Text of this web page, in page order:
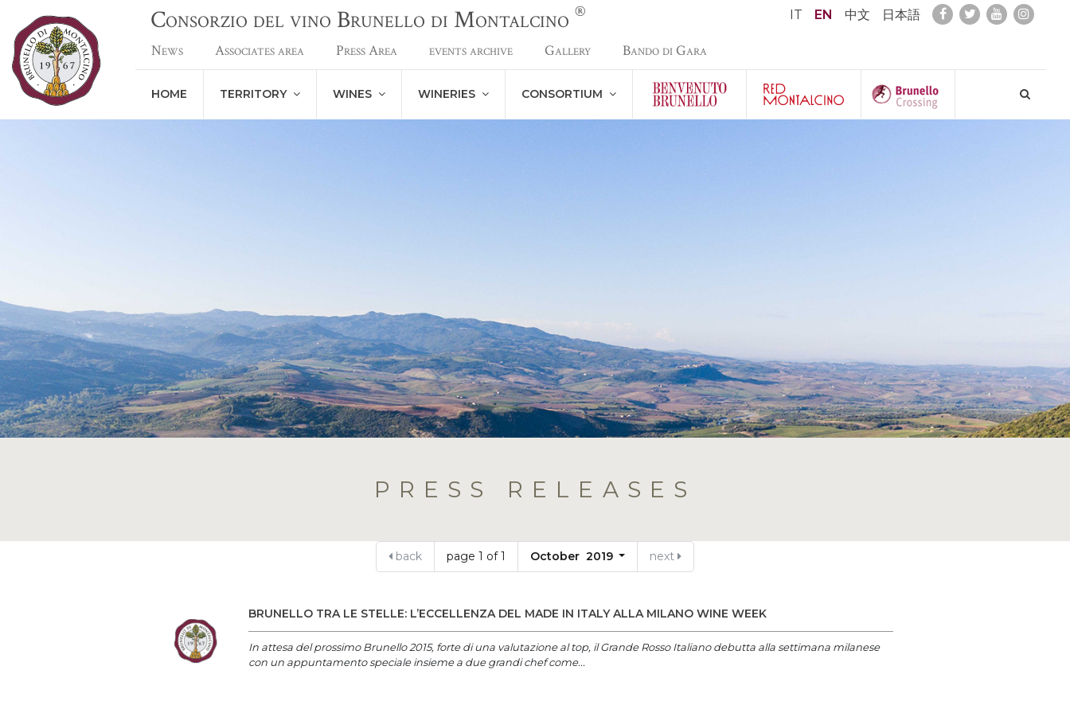
Consorzio del vino Brunello di Montalcino ® IT EN 中文 日本語
News Associates area Press Area events archive Gallery Bando di Gara
HOME TERRITORY WINES WINERIES CONSORTIUM
PRESS RELEASES
back page 1 of 1 October 2019 next
BRUNELLO TRA LE STELLE: L’ECCELLENZA DEL MADE IN ITALY ALLA MILANO WINE WEEK
In attesa del prossimo Brunello 2015, forte di una valutazione al top, il Grande Rosso Italiano debutta alla settimana milanese
con un appuntamento speciale insieme a due grandi chef come...